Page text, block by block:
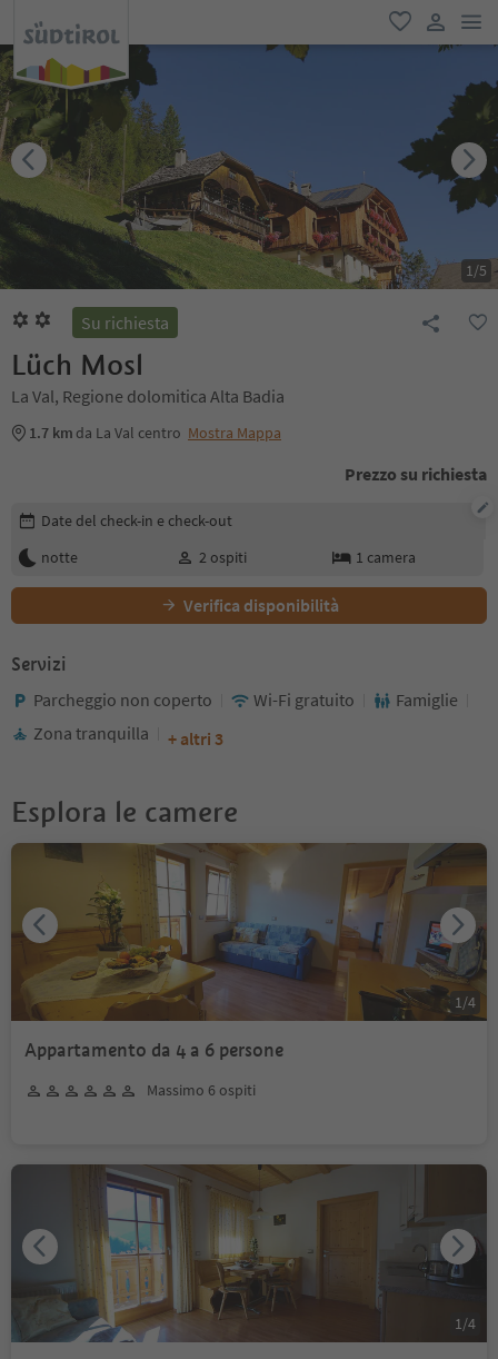
favoriti
user link
1/5
Su richiesta
Lüch Mosl
La Val, Regione dolomitica Alta Badia
1.7 km da La Val centro Mostra Mappa
Prezzo su richiesta
Modifica i dettagli della prenotazione
Date del check-in e check-out
notte
2 ospiti 1 camera
Verifica disponibilità
Servizi
Parcheggio non coperto Wi-Fi gratuito
Famiglie
Zona tranquilla
+ altri 3
Esplora le camere
Appartamento da 4 a 6 persone
Massimo 6 ospiti
1/4
1/4